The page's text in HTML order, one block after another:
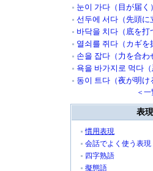
눈이 가다（目が届く）
선두에 서다（先頭に
바닥을 치다（底を打
열쇠를 쥐다（カギを
손을 잡다（力を合わ
욕을 바가지로 먹다
동이 트다（夜が明け
＜
表
慣用表現
会話でよく使う表現
四字熟語
擬態語